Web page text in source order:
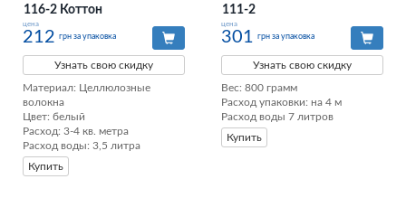
116-2 Коттон
цена
212 грн за упаковка
Узнать свою скидку
Материал: Целлюлозные
волокна
Цвет: белый
Расход: 3-4 кв. метра
Расход воды: 3,5 литра
Купить
111-2
цена
301 грн за упаковка
Узнать свою скидку
Вес: 800 грамм
Расход упаковки: на 4 м
Расход воды 7 литров
Купить